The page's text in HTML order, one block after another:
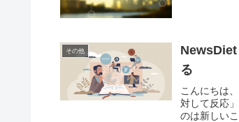
その他
NewsDiet
る
こんにちは
対して反応
のは新しい